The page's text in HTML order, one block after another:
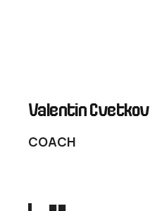
Valentin Cvetkov
COACH